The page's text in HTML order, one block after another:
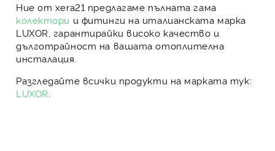
Ние от xera21 предлагаме пълната гама
колектори и фитинги на италианската марка
LUXOR , гарантирайки високо качество и
дълготрайност на вашата отоплителна
инсталация.
Разгледайте всички продукти на марката тук:
LUXOR